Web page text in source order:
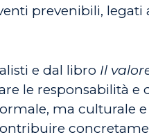
prevenibili,
e dal libro Il
le responsabilità
ma culturale